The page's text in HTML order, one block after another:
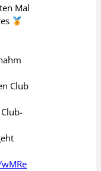
Mal
Club